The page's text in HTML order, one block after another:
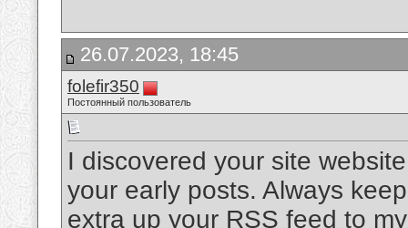
26.07.2023, 18:45
folefir350
Постоянный пользователь
I discovered your site
your early posts. Always
extra up your RSS feed to